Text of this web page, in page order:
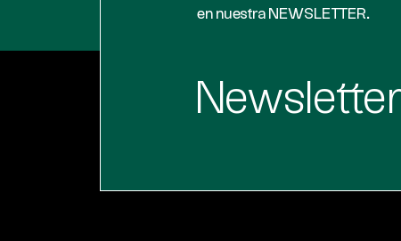
en nuestra NEWSLETTER.
Newsletter_